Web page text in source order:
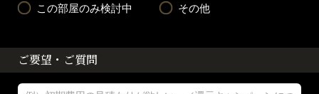
この部屋のみ検討中 その他
ご要望・ご質問